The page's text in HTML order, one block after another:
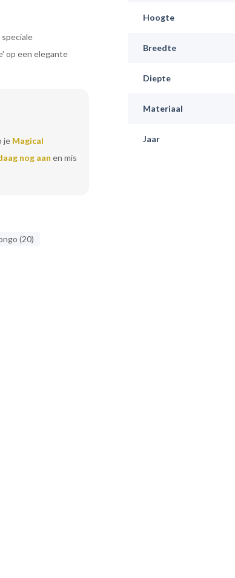
op een elegante
je Magical
nog aan en mis
(20)
Hoogte
Breedte
Diepte
Materiaal
Jaar